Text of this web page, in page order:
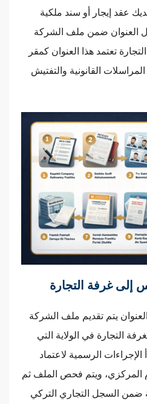
عقد إيجار أو سند ملكية
العنوان ضمن ملف الشركة
تعتمد هذا العنوان كمقر
القانونية والتفتيش
يتم تقديم ملف الشركة
التجارة في الولاية التي
الرسمية لاعتماد
المركزي، ويتم فحص الملف ثم
ضمن السجل التجاري التركي